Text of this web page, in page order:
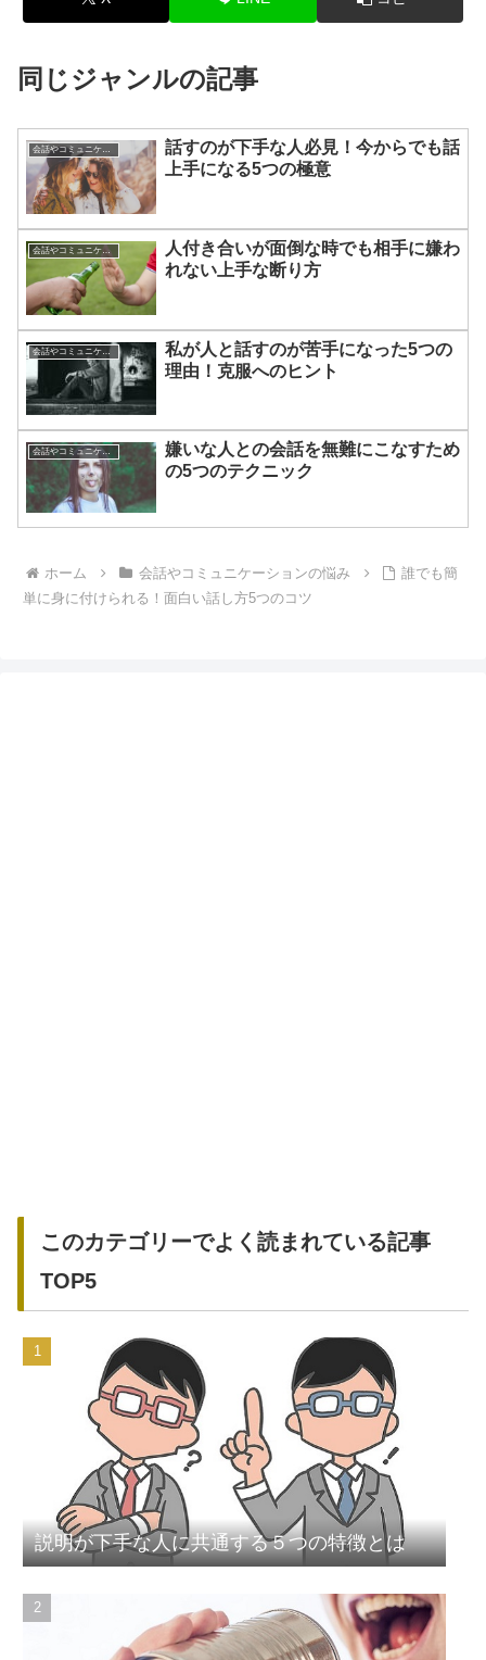
同じジャンルの記事
会話やコミュニケーションの悩み
話すのが下手な人必見！今からでも話
上手になる5つの極意
会話やコミュニケーションの悩み
人付き合いが面倒な時でも相手に嫌わ
れない上手な断り方
会話やコミュニケーションの悩み
私が人と話すのが苦手になった5つの
理由！克服へのヒント
会話やコミュニケーションの悩み
嫌いな人との会話を無難にこなすため
の5つのテクニック
ホーム 会話やコミュニケーションの悩み
誰でも簡
単に身に付けられる！面白い話し方5つのコツ
このカテゴリーでよく読まれている記事
TOP5
説明が下手な人に共通する５つの特徴とは